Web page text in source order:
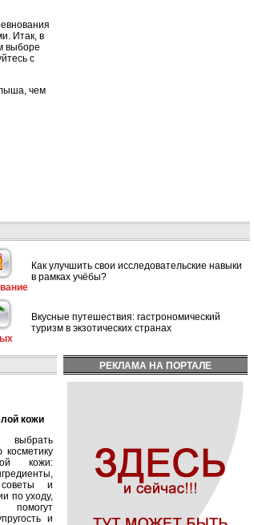
Итак, в
выборе
с
чем
Как улучшить свои исследовательские навыки
в рамках учёбы?
Вкусные путешествия: гастрономический
туризм в экзотических странах
кожи
косметику
кожи:
и
по уходу,
и
РЕКЛАМА НА ПОРТАЛЕ